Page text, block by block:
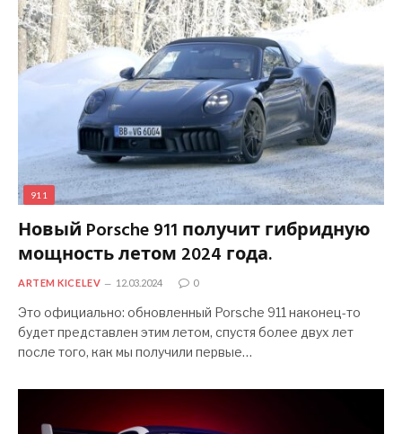
911
Новый Porsche 911 получит гибридную
мощность летом 2024 года.
ARTEM KICELEV 12.03.2024 0
Это официально: обновленный Porsche 911 наконец-то
будет представлен этим летом, спустя более двух лет
после того, как мы получили первые…